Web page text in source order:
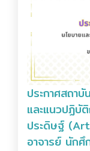
ประกาศสถา
และแนวปฏิบั
ประดิษฐ์
อาจารย์ นักศึ